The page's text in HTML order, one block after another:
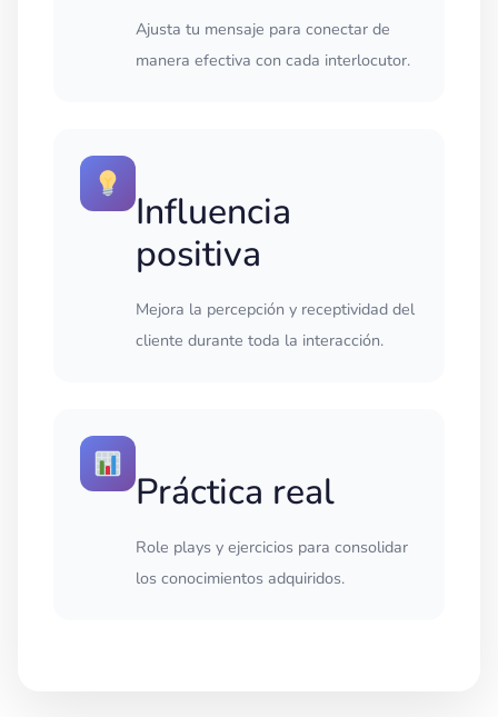
Ajusta tu mensaje para conectar de
manera efectiva con cada interlocutor.
Influencia
positiva
Mejora la percepción y receptividad del
cliente durante toda la interacción.
Práctica real
Role plays y ejercicios para consolidar
los conocimientos adquiridos.